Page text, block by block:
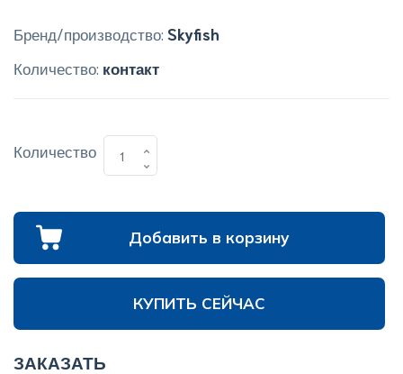
Бренд/производство: Skyfish
Количество: контакт
Количество
Добавить в корзину
КУПИТЬ СЕЙЧАС
ЗАКАЗАТЬ